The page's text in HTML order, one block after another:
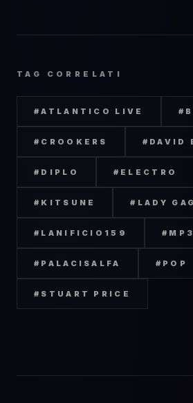
TAG CORRELATI
#ATLANTICO LIVE #
# CROOKERS # DAVID
# DIPLO # ELECTRO
# KITSUNE # LADY
# LANIFICIO159 # MP3
# PALACISALFA # POP
# STUART PRICE